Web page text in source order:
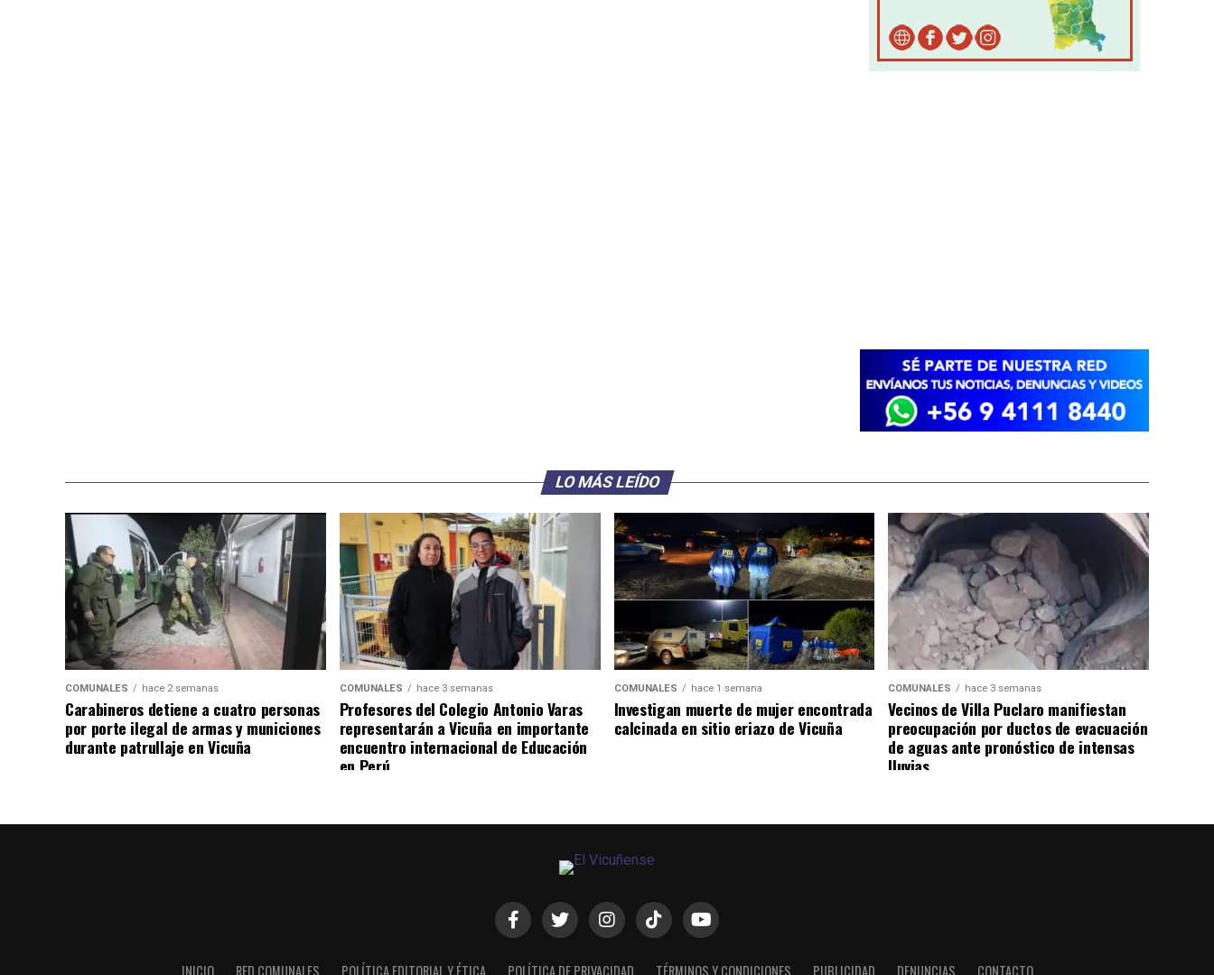
LO MÁS LEÍDO
COMUNALES hace 2 semanas
Carabineros detiene a cuatro personas
por porte ilegal de armas y municiones
durante patrullaje en Vicuña
COMUNALES hace 3 semanas
Profesores del Colegio Antonio Varas
representarán a Vicuña en importante
encuentro internacional de Educación
en Perú
COMUNALES hace 1 semana
Investigan muerte de mujer encontrada
calcinada en sitio eriazo de Vicuña
COMUNALES hace 3 semanas
Vecinos de Villa Puclaro manifiestan
preocupación por ductos de evacuación
de aguas ante pronóstico de intensas
lluvias